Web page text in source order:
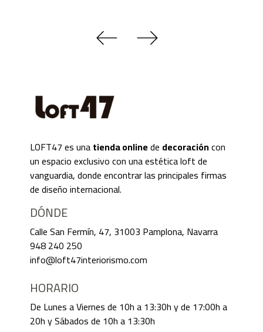
LOFT47 es unatienda onlinede decoracióncon
un espacio exclusivo con una estética loft de
vanguardia, donde encontrar las principales firmas
de diseño internacional.
DÓNDE
Calle San Fermín, 47, 31003 Pamplona, Navarra
948 240 250
info@loft47interiorismo.com
HORARIO
De Lunes a Viernes de 10h a 13:30h y de 17:00h a
20h y Sábados de 10h a 13:30h